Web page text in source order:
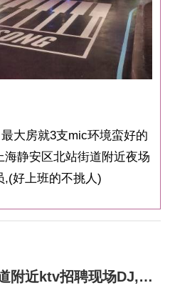
大房就3支mic环境蛮好的
海静安区北站街道附近夜场
,(好上班的不挑人)
上海徐汇区龙华街道附近ktv招聘现场DJ,有哪些工作岗位